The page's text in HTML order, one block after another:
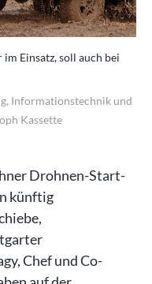
Einsatz, soll auch bei
Informationstechnik und
Kassette
Drohnen-Start-
künftig
Chef und Co-